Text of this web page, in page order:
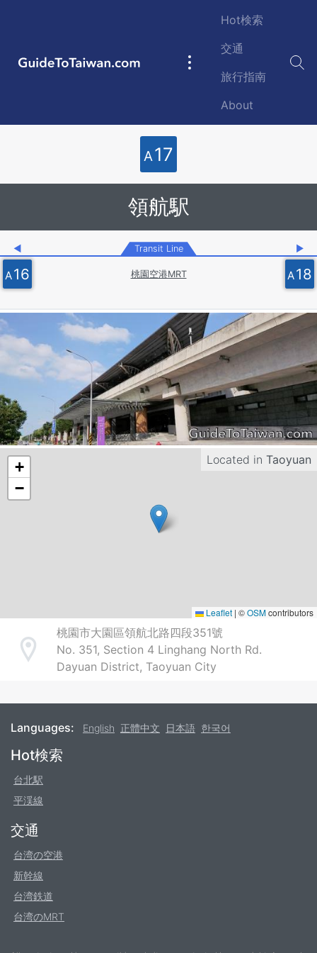
GuideToTaiwan.com
Main
Hot検索
交通
旅行指南
About
A17
領航駅
◀ Transit Line ▶
A16 桃園空港MRT A18
Located in Taoyuan
+
−
Leaflet | ©OSMcontributors
Address
桃園市大園區領航北路四段351號
No. 351, Section 4 Linghang North Rd.
Dayuan District, Taoyuan City
Languages: English 正體中文 日本語 한국어
Footer
Hot検索
台北駅
平渓線
交通
台湾の空港
新幹線
台湾鉄道
台湾のMRT